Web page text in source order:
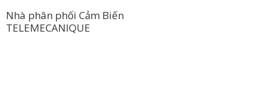
Nhà phân phối Cảm Biến
TELEMECANIQUE